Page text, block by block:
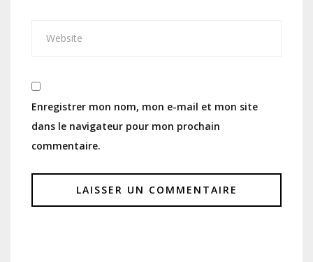
Enregistrer mon nom, mon e-mail et mon site
dans le navigateur pour mon prochain
commentaire.